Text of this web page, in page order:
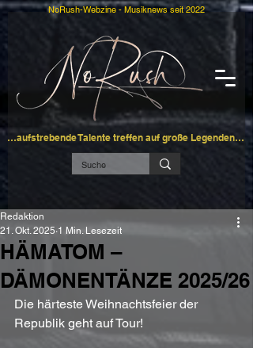
…aufstrebende Talente treffen auf große Legenden…
NoRush-Webzine - Musiknews seit 2022
HÄMATOM –
DÄMONENTÄNZE 2025/26
Redaktion
21. Okt. 2025 1 Min. Lesezeit
Die härteste Weihnachtsfeier der
Republik geht auf Tour!